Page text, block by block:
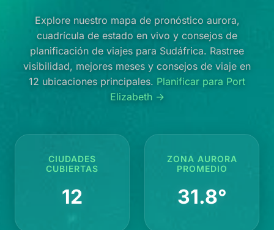
Explore nuestro mapa de pronóstico aurora,
cuadrícula de estado en vivo y consejos de
planificación de viajes para Sudáfrica. Rastree
visibilidad, mejores meses y consejos de viaje en
12 ubicaciones principales. Planificar para Port
Elizabeth →
CIUDADES
CUBIERTAS
12
ZONA AURORA
PROMEDIO
31.8°